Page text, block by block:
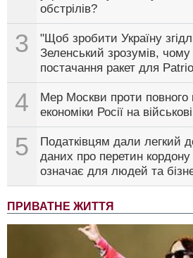
обстрілів?
3
"Щоб зробити Україну
Зеленський зрозумів, чому
постачання ракет для
4
Мер Москви проти повного
економіки Росії на
5
Податківцям дали легкий
даних про перетин
означає для людей та
ПРИВАТНЕ ЖИТТЯ